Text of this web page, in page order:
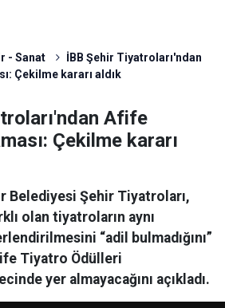
- Sanat
İBB Şehir Tiyatroları'ndan
Çekilme kararı aldık
Afife
Çekilme kararı
Belediyesi Şehir Tiyatroları,
olan tiyatroların aynı
“adil bulmadığını”
Tiyatro Ödülleri
yer almayacağını açıkladı.